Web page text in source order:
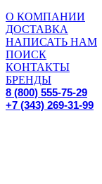
О КОМПАНИИ
ДОСТАВКА
НАПИСАТЬ НАМ
ПОИСК
КОНТАКТЫ
БРЕНДЫ
8 (800) 555-75-29
+7 (343) 269-31-99